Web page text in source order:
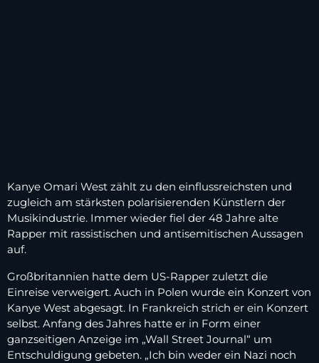
Kanye Omari West zählt zu den einflussreichsten und
zugleich am stärksten polarisierenden Künstlern der
Musikindustrie. Immer wieder fiel der 48 Jahre alte
Rapper mit rassistischen und antisemitischen Aussagen
auf.
Großbritannien hatte dem US-Rapper zuletzt die
Einreise verweigert. Auch in Polen wurde ein Konzert von
Kanye West abgesagt. In Frankreich strich er ein Konzert
selbst. Anfang des Jahres hatte er in Form einer
ganzseitigen Anzeige im „Wall Street Journal“ um
Entschuldigung gebeten. „Ich bin weder ein Nazi noch